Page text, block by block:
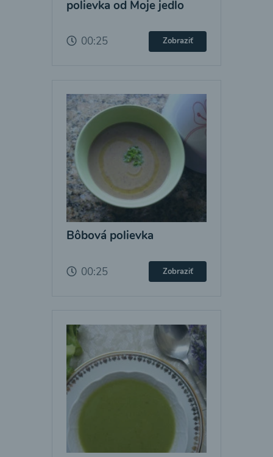
polievka od Moje jedlo
00:25 Zobraziť
Bôbová polievka
00:25 Zobraziť